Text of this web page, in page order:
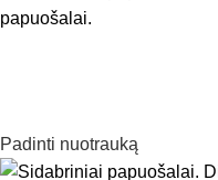
Padinti nuotrauką